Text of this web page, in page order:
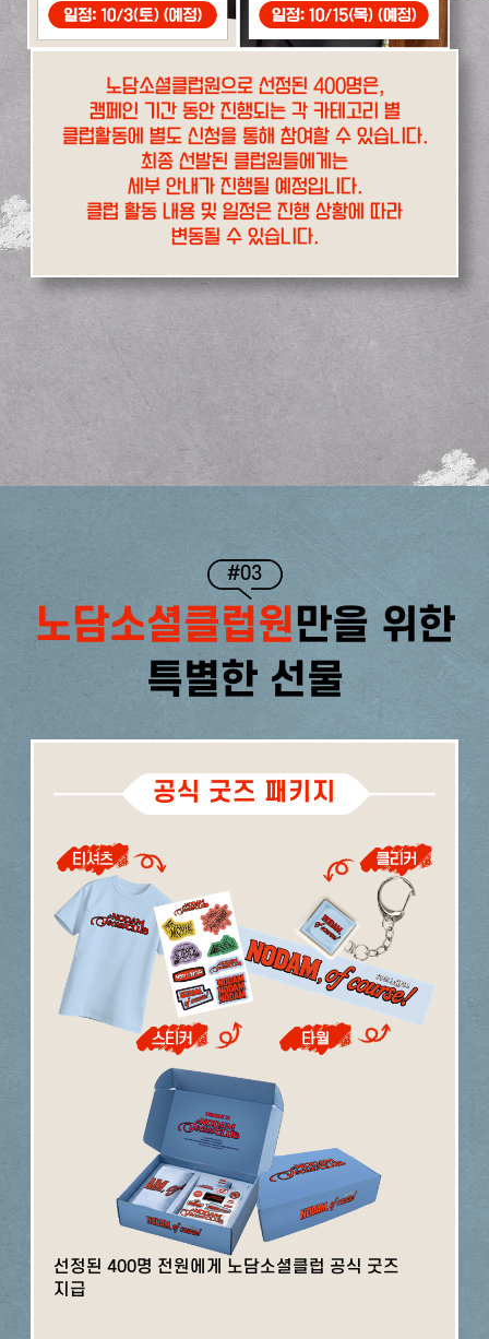
노담소셜클럽원으로 선정된 400명은,
캠페인 기간 동안 진행되는 각 카테고리 별
클럽활동에 별도 신청을 통해 참여할 수 있습니다.
최종 선발된 클럽원들에게는
세부 안내가 진행될 예정입니다.
클럽 활동 내용 및 일정은 진행 상황에 따라
변동될 수 있습니다.
#03
노담소셜클럽원만을 위한
특별한 선물
공식 굿즈 패키지
선정된 400명 전원에게 노담소셜클럽 공식 굿즈
지급